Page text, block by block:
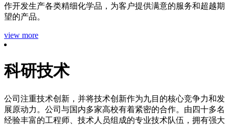
作开发生产各类精细化学品，为客户提供满意的服务和超越期
望的产品。
view more
科研技术
公司注重技术创新，并将技术创新作为九目的核心竞争力和发
展原动力。公司与国内多家高校有着紧密的合作。由四十多名
经验丰富的工程师、技术人员组成的专业技术队伍，拥有强大